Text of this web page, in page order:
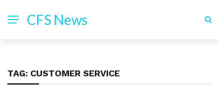
CFS News
TAG: CUSTOMER SERVICE